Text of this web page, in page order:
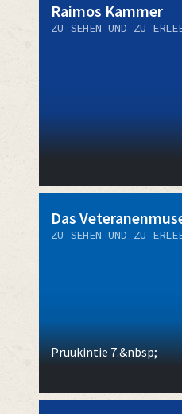
Raimos Kammer
ZU SEHEN UND ZU
Das
ZU SEHEN UND ZU
Pruukintie 7.&nbsp;